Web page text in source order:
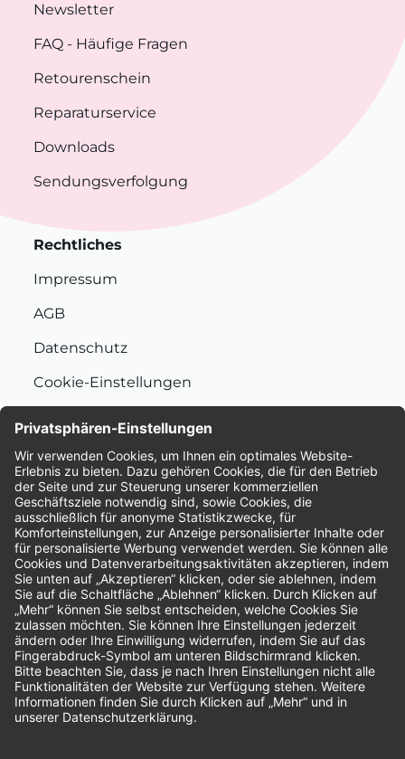
Newsletter
FAQ - Häufige Fragen
Retourenschein
Reparaturservice
Downloads
Sendungsverfolgung
Rechtliches
Impressum
AGB
Datenschutz
Cookie-Einstellungen
Bewertungen